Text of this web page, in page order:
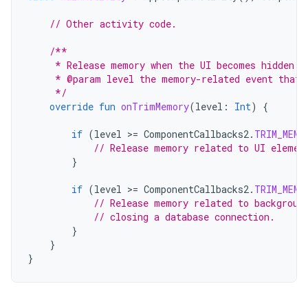
// Other activity code.
/**
* Release memory when the UI becomes hidden
* @param level the memory-related event that
     */
override fun onTrimMemory(level : Int) {
if (level >= ComponentCallbacks2.
// Release memory related to UI
}
if (level >= ComponentCallbacks2.
// Release memory related to
// closing a database connection.
}
}
}